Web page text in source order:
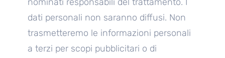
dati personali non saranno diffusi. Non
trasmetteremo le informazioni personali
a terzi per scopi pubblicitari o di